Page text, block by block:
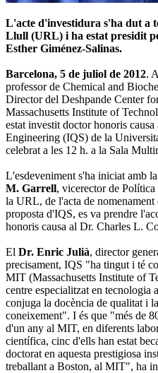
L'acte d'investidura s'ha dut a
Llull (URL) i ha estat presidit
Esther Giménez-Salinas.
Barcelona, 5 de juliol de 2012.
professor de Chemical and
Director del Deshpande Center
Massachusetts Institute of
estat investit doctor honoris
Engineering (IQS) de la
celebrat a les 12 h. a la Sala
L'esdeveniment s'ha iniciat amb
M. Garrell, vicerector de
la URL, de l'acta de nomenament
proposta d'IQS, es va prendre
honoris causa al Dr. Charles L.
El Dr. Enric Julià, director
precisament, IQS "ha tingut i té
MIT (Massachusetts Institute of
centre especialitzat en tecnologia
conjuga la docència de qualitat i
coneixement". I és que "més de
d'un any al MIT, en diferents
científica, cinc d'ells han estat
doctorat en aquesta prestigiosa
treballant a Boston, al MIT", ha